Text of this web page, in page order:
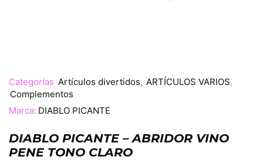
Categorías Artículos divertidos, ARTÍCULOS VARIOS,
Complementos
Marca: DIABLO PICANTE
DIABLO PICANTE – ABRIDOR VINO
PENE TONO CLARO